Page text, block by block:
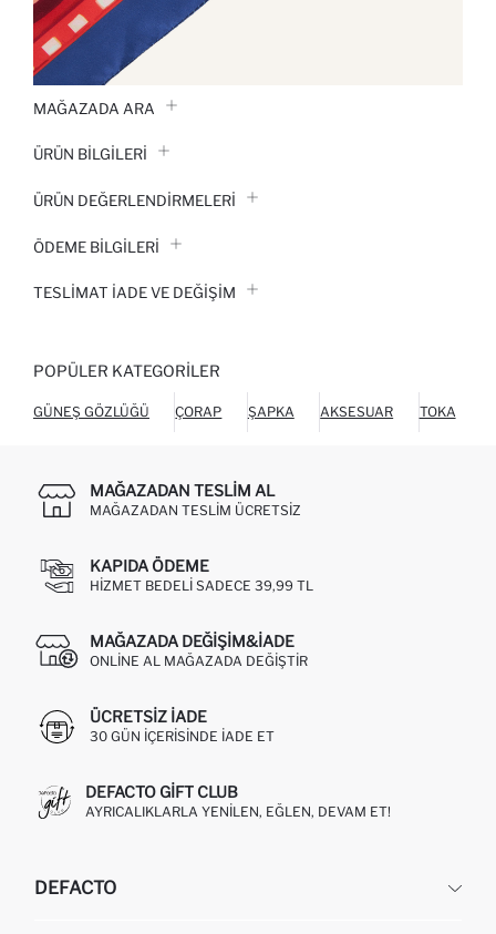
MAĞAZADA ARA
ÜRÜN BILGILERI
ÜRÜN DEĞERLENDİRMELERİ
ÖDEME BİLGİLERİ
TESLIMAT İADE VE DEĞIŞIM
POPÜLER KATEGORILER
GÜNEŞ GÖZLÜĞÜ ÇORAP ŞAPKA AKSESUAR TOKA
MAĞAZADAN TESLIM AL
MAĞAZADAN TESLIM ÜCRETSIZ
KAPIDA ÖDEME
HIZMET BEDELI SADECE 39,99 TL
MAĞAZADA DEĞIŞIM&İADE
ONLINE AL MAĞAZADA DEĞIŞTIR
ÜCRETSIZ IADE
30 GÜN IÇERISINDE IADE ET
DEFACTO GIFT CLUB
AYRICALIKLARLA YENILEN, EĞLEN, DEVAM ET!
DEFACTO